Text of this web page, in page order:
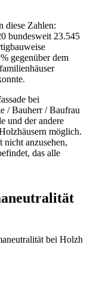
diese Zahlen:
bundesweit 23.545
gegenüber dem
bei
/ Bauherr / Baufrau
und der andere
möglich.
nicht anzusehen,
das alle